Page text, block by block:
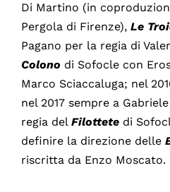
Di Martino (in
Pergola di Firenze), Le
Pagano per la regia di
Colono di Sofocle con
Marco Sciaccaluga; nel
nel 2017 sempre a
regia del Filottetedi
definire la direzione delle
riscritta da Enzo Moscato.